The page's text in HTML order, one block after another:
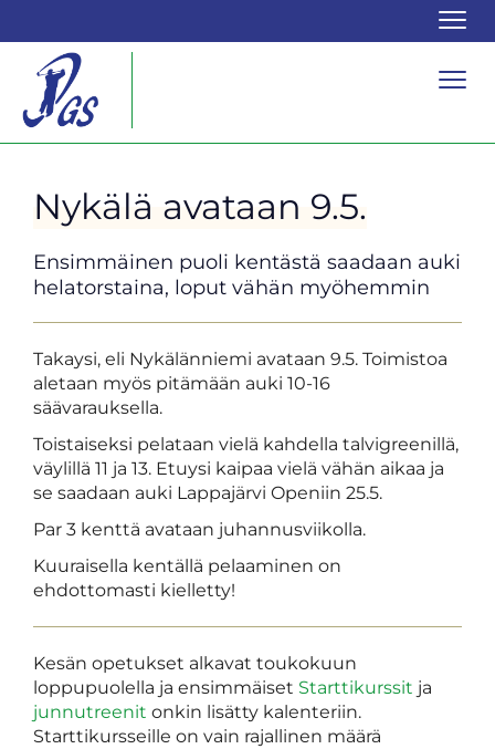
Nykälä avataan 9.5.
Ensimmäinen puoli kentästä saadaan auki
helatorstaina, loput vähän myöhemmin
Takaysi, eli Nykälänniemi avataan 9.5. Toimistoa
aletaan myös pitämään auki 10-16
säävarauksella.
Toistaiseksi pelataan vielä kahdella talvigreenillä,
väylillä 11 ja 13. Etuysi kaipaa vielä vähän aikaa ja
se saadaan auki Lappajärvi Openiin 25.5.
Par 3 kenttä avataan juhannusviikolla.
Kuuraisella kentällä pelaaminen on
ehdottomasti kielletty!
Kesän opetukset alkavat toukokuun
loppupuolella ja ensimmäiset Starttikurssit ja
junnutreenit onkin lisätty kalenteriin.
Starttikursseille on vain rajallinen määrä